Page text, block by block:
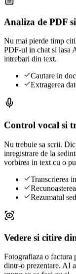
Analiza de PDF
Nu mai pierde timp
PDF-ul in chat si lasa
intrebari din text.
Cautare in
Extragerea
Control vocal si
Nu trebuie sa scrii.
inregistrare de la
vorbirea in text cu o
Transcrierea
Rezumatul
Vedere si citire
Fotografiaza o factura
dintr-o prezentare. AI